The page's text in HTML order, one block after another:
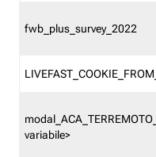
fwb_plus_survey_2022
variabile>